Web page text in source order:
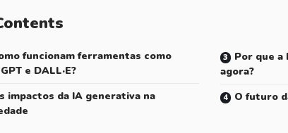
funcionam ferramentas como
e DALL·E?
impactos da IA generativa na
Por que
agora?
O futuro